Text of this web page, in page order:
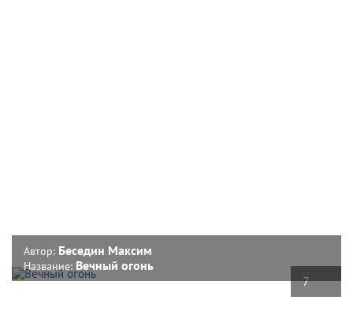
7
Автор: Беседин Максим
Название: Вечный огонь